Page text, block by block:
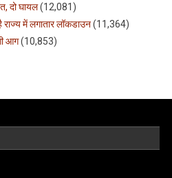
दो घायल(12,081)
में लगातार लॉकडाउन(11,364)
आग(10,853)